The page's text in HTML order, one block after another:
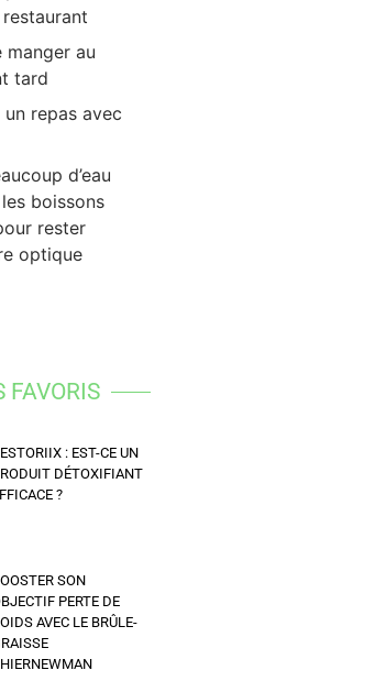
manger au
tard
repas avec
d’eau
boissons
rester
optique
FAVORIS
: EST-CE UN
DÉTOXIFIANT
?
SON
PERTE DE
AVEC LE BRÛLE-